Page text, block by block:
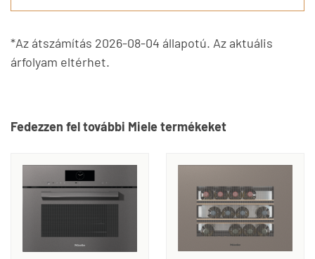
*Az átszámítás 2026-08-04 állapotú. Az aktuális
árfolyam eltérhet.
Fedezzen fel további Miele termékeket